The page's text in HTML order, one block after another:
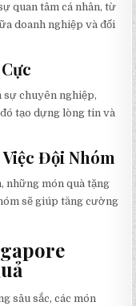
quan tâm cá nhân, từ
doanh nghiệp và đối
sự chuyên nghiệp,
tạo dựng lòng tin và
Đội Nhóm
những món quà tặng
sẽ giúp tăng cường
sâu sắc, các món